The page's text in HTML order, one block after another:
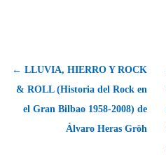
← LLUVIA, HIERRO Y ROCK
& ROLL (Historia del Rock en
el Gran Bilbao 1958-2008) de
Álvaro Heras Gröh